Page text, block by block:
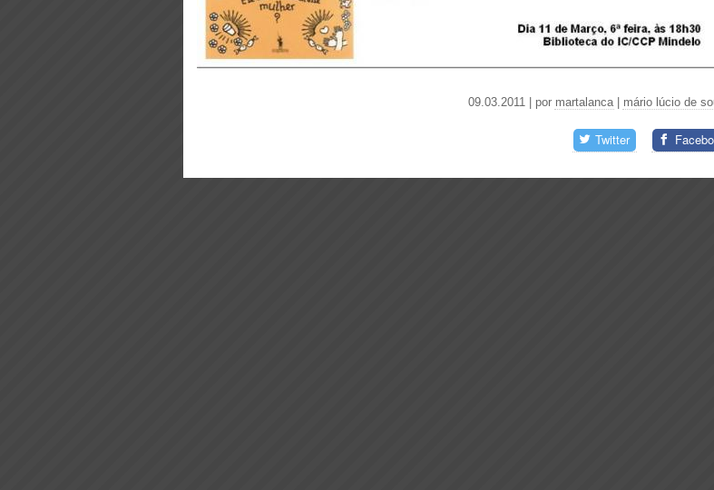
09.03.2011 | por martalanca| mário lúcio de
Twitter